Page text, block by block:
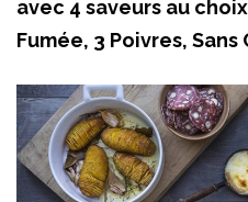
avec 4 saveurs au
Fumée, 3 Poivres, Sans